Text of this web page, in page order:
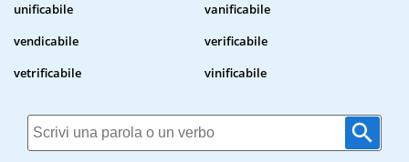
unificabile
vanificabile
vendicabile
verificabile
vetrificabile
vinificabile